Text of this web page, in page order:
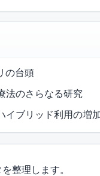
の台頭
法のさらなる研究
イブリッド利用の増
整理します。